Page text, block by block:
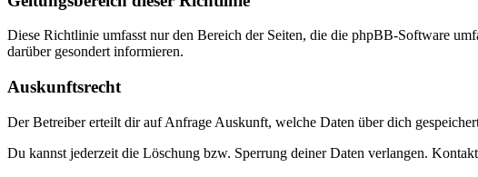
Diese Richtlinie umfasst nur den Bereich der Seiten, die die phpBB-Software
darüber gesondert informieren.
Auskunftsrecht
Der Betreiber erteilt dir auf Anfrage Auskunft, welche Daten über dich
Du kannst jederzeit die Löschung bzw. Sperrung deiner Daten verlangen.